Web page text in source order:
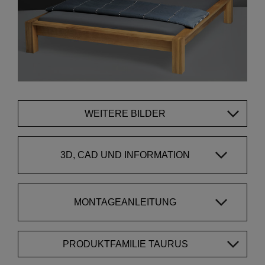
WEITERE BILDER
3D, CAD UND INFORMATION
MONTAGEANLEITUNG
PRODUKTFAMILIE TAURUS